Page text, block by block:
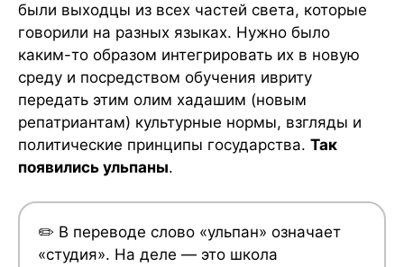
были выходцы из всех частей света, которые
говорили на разных языках. Нужно было
каким-то образом интегрировать их в новую
среду и посредством обучения ивриту
передать этим олим хадашим (новым
репатриантам) культурные нормы, взгляды и
политические принципы государства. Так
появились ульпаны.
✏️ В переводе слово «ульпан» означает
«студия». На деле — это школа